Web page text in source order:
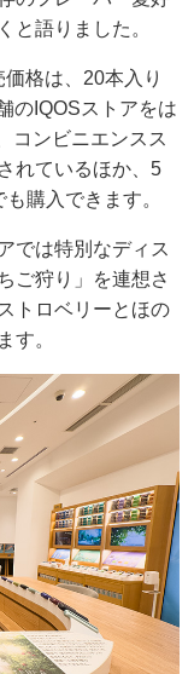
と語りました。
格は、20本入り
のIQOSストアをは
コンビニエンスス
れているほか、5
購入できます。
では特別なディス
ご狩り」を連想さ
トロベリーとほの
す。